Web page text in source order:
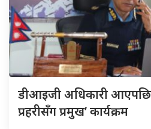
डीआइजी अधिकारी आएपछि
प्रहरीसँग प्रमुख’ कार्यक्रम